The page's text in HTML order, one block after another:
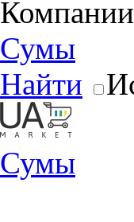
Компании
Сумы
Найти
Сумы